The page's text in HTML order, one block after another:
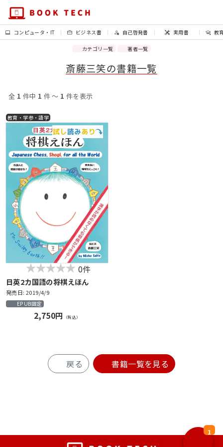
コンピュータ・IT ビジネス書 自己啓発書 実用書 教
カテゴリ一覧 著者一覧
斎藤三笑の書籍一覧
1
全 1 件中 1 件 〜 1 件を表示
教育・学参・語学
0件
日英2カ国語の将棋えほん
発売日: 2019/4/9
EPUB固定
2,750円 （税込）
戻る 書籍一覧を見る